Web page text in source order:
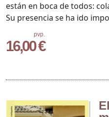
pvp.
16,00 €
están en boca de todos:
Su presencia se ha ido